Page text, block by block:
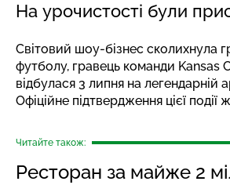
На урочистості були
Світовий шоу-бізнес сколихнула
футболу, гравець команди Kansas
відбулася 3 липня на
Офіційне підтвердження цієї
Читайте також:
Ресторан за майже 2